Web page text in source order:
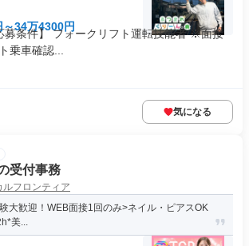
～34万4300円
募条件】 フォークリフト運転技能者 ※面接
乗車確認...
気になる
受付事務
ルフロンティア
大歓迎！WEB面接1回のみ>ネイル・ピアスOK
美...